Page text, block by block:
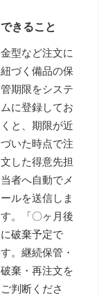
できること
金型など注文に
紐づく備品の保
管期限をシステ
ムに登録してお
くと、期限が近
づいた時点で注
文した得意先担
当者へ自動でメ
ールを送信しま
す。「〇ヶ月後
に破棄予定で
す。継続保管・
破棄・再注文を
ご判断くださ